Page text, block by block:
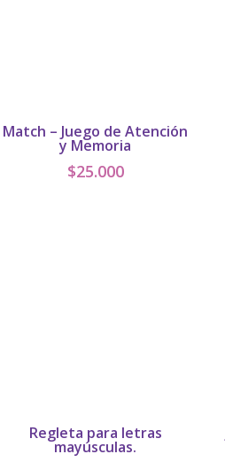
Match – Juego de Atención
y Memoria
$25.000
Regleta para letras
mayúsculas.